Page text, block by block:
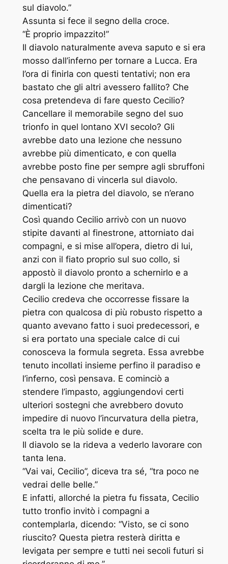
sul diavolo.”
Assunta si fece il segno della croce.
“È proprio impazzito!”
Il diavolo naturalmente aveva saputo e si era
mosso dall’inferno per tornare a Lucca. Era
l’ora di finirla con questi tentativi; non era
bastato che gli altri avessero fallito? Che
cosa pretendeva di fare questo Cecilio?
Cancellare il memorabile segno del suo
trionfo in quel lontano XVI secolo? Gli
avrebbe dato una lezione che nessuno
avrebbe più dimenticato, e con quella
avrebbe posto fine per sempre agli sbruffoni
che pensavano di vincerla sul diavolo.
Quella era la pietra del diavolo, se n’erano
dimenticati?
Così quando Cecilio arrivò con un nuovo
stipite davanti al finestrone, attorniato dai
compagni, e si mise all’opera, dietro di lui,
anzi con il fiato proprio sul suo collo, si
appostò il diavolo pronto a schernirlo e a
dargli la lezione che meritava.
Cecilio credeva che occorresse fissare la
pietra con qualcosa di più robusto rispetto a
quanto avevano fatto i suoi predecessori, e
si era portato una speciale calce di cui
conosceva la formula segreta. Essa avrebbe
tenuto incollati insieme perfino il paradiso e
l’inferno, così pensava. E cominciò a
stendere l’impasto, aggiungendovi certi
ulteriori sostegni che avrebbero dovuto
impedire di nuovo l’incurvatura della pietra,
scelta tra le più solide e dure.
Il diavolo se la rideva a vederlo lavorare con
tanta lena.
“Vai vai, Cecilio”, diceva tra sé, “tra poco ne
vedrai delle belle.”
E infatti, allorché la pietra fu fissata, Cecilio
tutto tronfio invitò i compagni a
contemplarla, dicendo: “Visto, se ci sono
riuscito? Questa pietra resterà diritta e
levigata per sempre e tutti nei secoli futuri si